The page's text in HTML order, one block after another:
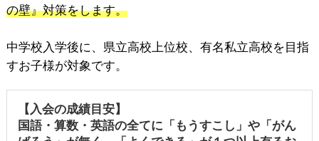
の壁』対策をします。
中学校入学後に、県立高校上位校、有名私立高校を目指
すお子様が対象です。
【入会の成績目安】
国語・算数・英語の全てに「もうすこし」や「がん